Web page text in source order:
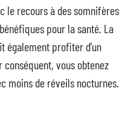
le recours à des somnifères
pour la santé. La
également profiter d’un
conséquent, vous obtenez
moins de réveils nocturnes.